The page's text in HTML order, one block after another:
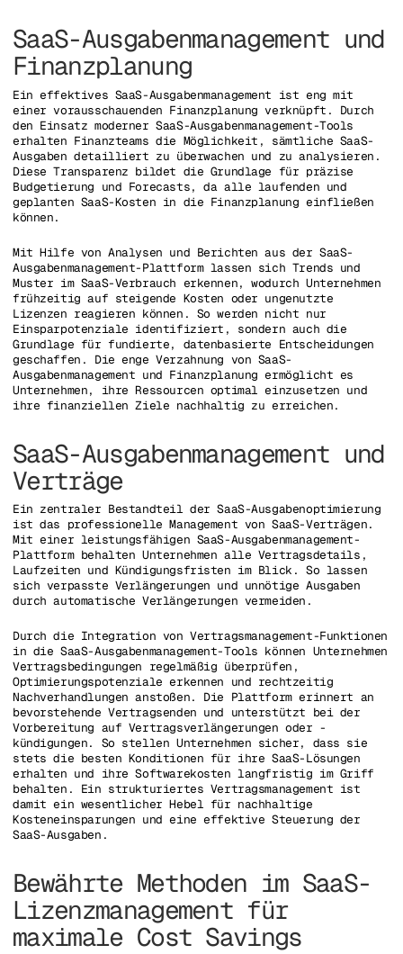
SaaS-Ausgabenmanagement und
Finanzplanung
Ein effektives SaaS-Ausgabenmanagement ist eng mit
einer vorausschauenden Finanzplanung verknüpft. Durch
den Einsatz moderner SaaS-Ausgabenmanagement-Tools
erhalten Finanzteams die Möglichkeit, sämtliche SaaS-
Ausgaben detailliert zu überwachen und zu analysieren.
Diese Transparenz bildet die Grundlage für präzise
Budgetierung und Forecasts, da alle laufenden und
geplanten SaaS-Kosten in die Finanzplanung einfließen
können.
Mit Hilfe von Analysen und Berichten aus der SaaS-
Ausgabenmanagement-Plattform lassen sich Trends und
Muster im SaaS-Verbrauch erkennen, wodurch Unternehmen
frühzeitig auf steigende Kosten oder ungenutzte
Lizenzen reagieren können. So werden nicht nur
Einsparpotenziale identifiziert, sondern auch die
Grundlage für fundierte, datenbasierte Entscheidungen
geschaffen. Die enge Verzahnung von SaaS-
Ausgabenmanagement und Finanzplanung ermöglicht es
Unternehmen, ihre Ressourcen optimal einzusetzen und
ihre finanziellen Ziele nachhaltig zu erreichen.
SaaS-Ausgabenmanagement und
Verträge
Ein zentraler Bestandteil der SaaS-Ausgabenoptimierung
ist das professionelle Management von SaaS-Verträgen.
Mit einer leistungsfähigen SaaS-Ausgabenmanagement-
Plattform behalten Unternehmen alle Vertragsdetails,
Laufzeiten und Kündigungsfristen im Blick. So lassen
sich verpasste Verlängerungen und unnötige Ausgaben
durch automatische Verlängerungen vermeiden.
Durch die Integration von Vertragsmanagement-Funktionen
in die SaaS-Ausgabenmanagement-Tools können Unternehmen
Vertragsbedingungen regelmäßig überprüfen,
Optimierungspotenziale erkennen und rechtzeitig
Nachverhandlungen anstoßen. Die Plattform erinnert an
bevorstehende Vertragsenden und unterstützt bei der
Vorbereitung auf Vertragsverlängerungen oder -
kündigungen. So stellen Unternehmen sicher, dass sie
stets die besten Konditionen für ihre SaaS-Lösungen
erhalten und ihre Softwarekosten langfristig im Griff
behalten. Ein strukturiertes Vertragsmanagement ist
damit ein wesentlicher Hebel für nachhaltige
Kosteneinsparungen und eine effektive Steuerung der
SaaS-Ausgaben.
Bewährte Methoden im SaaS-
Lizenzmanagement für
maximale Cost Savings